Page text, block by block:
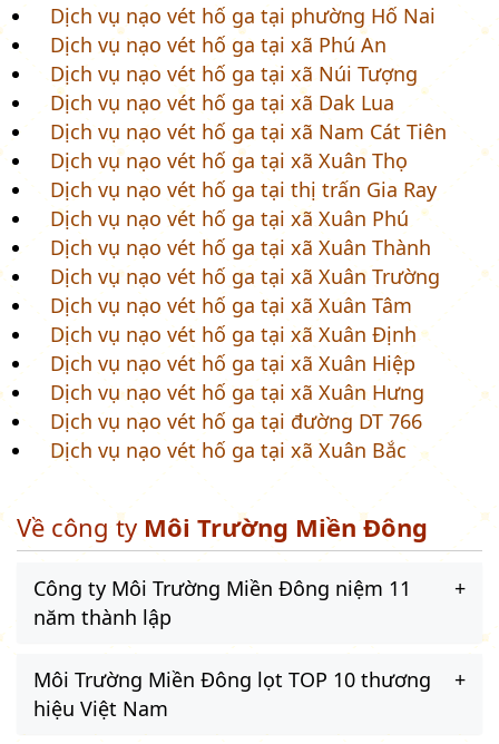
Dịch vụ nạo vét hố ga tại phường Hố Nai
Dịch vụ nạo vét hố ga tại xã Phú An
Dịch vụ nạo vét hố ga tại xã Núi Tượng
Dịch vụ nạo vét hố ga tại xã Dak Lua
Dịch vụ nạo vét hố ga tại xã Nam Cát Tiên
Dịch vụ nạo vét hố ga tại xã Xuân Thọ
Dịch vụ nạo vét hố ga tại thị trấn Gia Ray
Dịch vụ nạo vét hố ga tại xã Xuân Phú
Dịch vụ nạo vét hố ga tại xã Xuân Thành
Dịch vụ nạo vét hố ga tại xã Xuân Trường
Dịch vụ nạo vét hố ga tại xã Xuân Tâm
Dịch vụ nạo vét hố ga tại xã Xuân Định
Dịch vụ nạo vét hố ga tại xã Xuân Hiệp
Dịch vụ nạo vét hố ga tại xã Xuân Hưng
Dịch vụ nạo vét hố ga tại đường DT 766
Dịch vụ nạo vét hố ga tại xã Xuân Bắc
Về công ty Môi Trường Miền Đông
Công ty Môi Trường Miền Đông niệm 11
năm thành lập
Môi Trường Miền Đông lọt TOP 10 thương
hiệu Việt Nam